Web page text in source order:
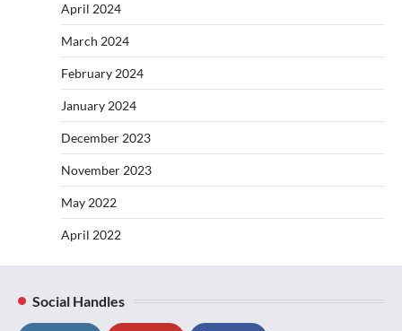
April 2024
March 2024
February 2024
January 2024
December 2023
November 2023
May 2022
April 2022
Social Handles